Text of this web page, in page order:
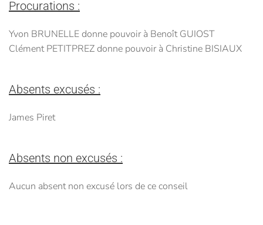
Procurations :
Yvon BRUNELLE donne pouvoir à Benoît GUIOST
Clément PETITPREZ donne pouvoir à Christine BISIAUX
Absents excusés :
James Piret
Absents non excusés :
Aucun absent non excusé lors de ce conseil